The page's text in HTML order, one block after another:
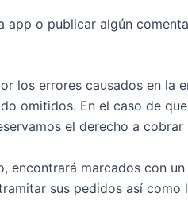
app o publicar algún
los errores causados en
omitidos. En el caso de
el derecho a
encontrará marcados con
sus pedidos así